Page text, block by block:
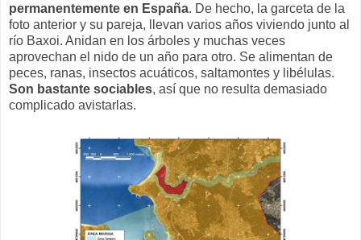
permanentemente en España. De hecho, la garceta de la
foto anterior y su pareja, llevan varios años viviendo junto al
río Baxoi. Anidan en los árboles y muchas veces
aprovechan el nido de un año para otro. Se alimentan de
peces, ranas, insectos acuáticos, saltamontes y libélulas.
Son bastante sociables, así que no resulta demasiado
complicado avistarlas.